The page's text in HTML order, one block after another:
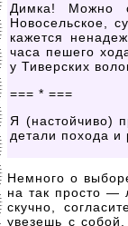
Димка! Можно
Новосельское,
кажется
часа пешего
у Тиверских
=== * ===
Я (настойчиво)
детали похода и
Немного о
на так просто —
скучно,
увезешь с